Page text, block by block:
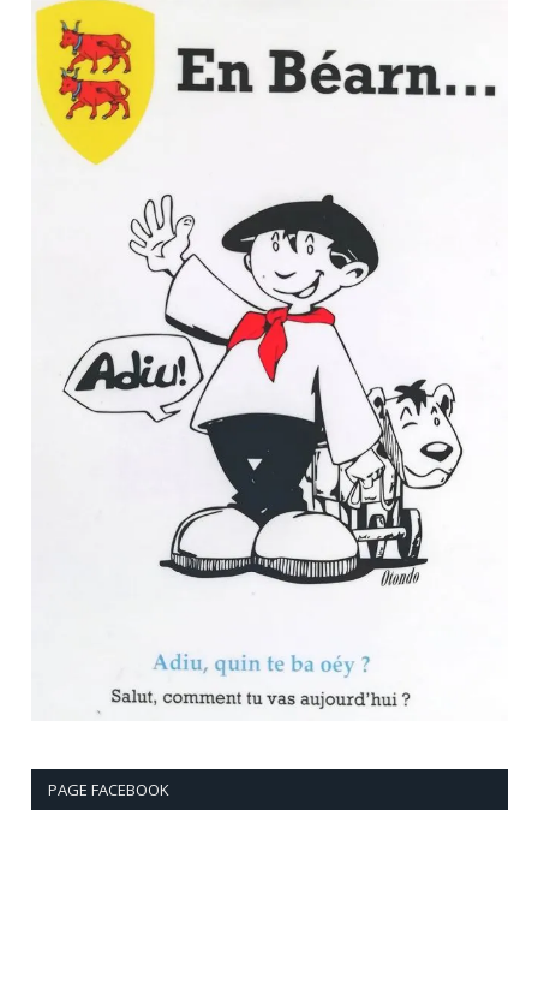
PAGE FACEBOOK